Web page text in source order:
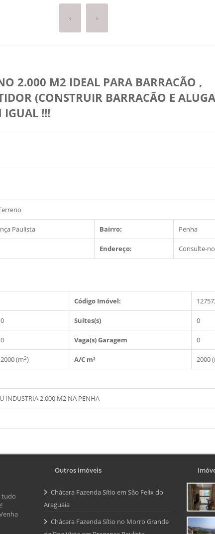
‹ ›
2.000 M2 IDEAL PARA BARRACÃO ,
(CONSTRUIR BARRACÃO E
IGUAL !!!
Paulista Bairro: Penha
Endereço: Consulte-
Código Imóvel:
0 Suítes(s) 0
0 Vaga(s) Garagem 0
2000 (m2) A/C m² 2000
INDUSTRIA 2.000 M2 NA PENHA
tudo
Outros imóveis
Chácara Fazenda Sítio em São Felix do
Araguaia
Chácara Fazenda Sítio no Morro Grande